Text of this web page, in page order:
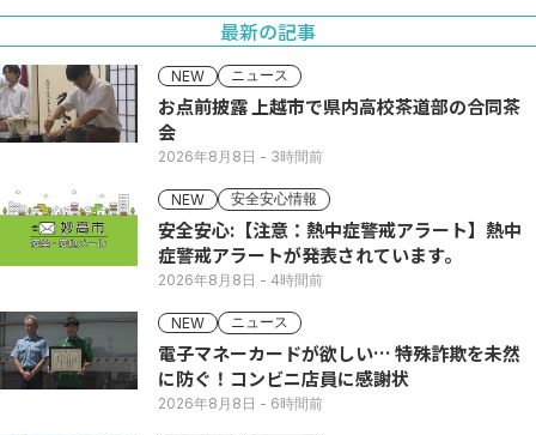
最新の記事
NEW ニュース
お点前披露 上越市で県内高校茶道部の合同茶
会
2026年8月8日 - 3時間前
NEW 安全安心情報
安全安心:【注意：熱中症警戒アラート】熱中
症警戒アラートが発表されています。
2026年8月8日 - 4時間前
NEW ニュース
電子マネーカードが欲しい… 特殊詐欺を未然
に防ぐ！コンビニ店員に感謝状
2026年8月8日 - 6時間前